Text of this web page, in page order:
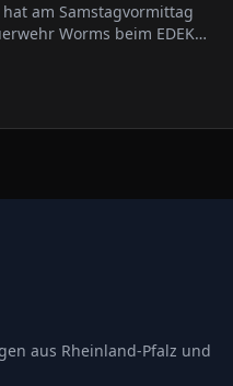
am Samstagvormittag
Worms beim EDEKA
aus Rheinland-Pfalz und